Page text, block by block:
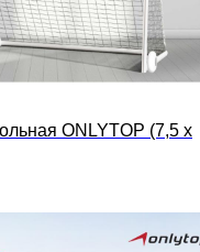
ONLYTOP (7,5 х